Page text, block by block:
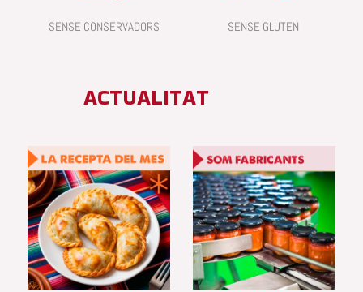
SENSE CONSERVADORS SENSE GLUTEN
ACTUALITAT